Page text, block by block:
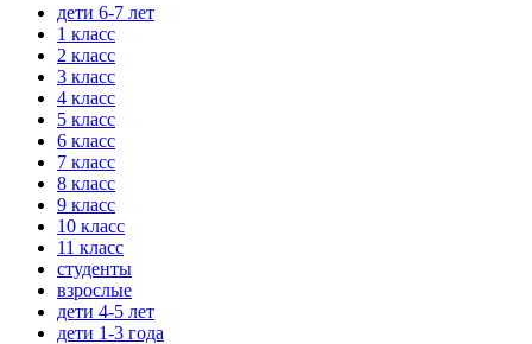
дети 6-7 лет
1 класс
2 класс
3 класс
4 класс
5 класс
6 класс
7 класс
8 класс
9 класс
10 класс
11 класс
студенты
взрослые
дети 4-5 лет
дети 1-3 года